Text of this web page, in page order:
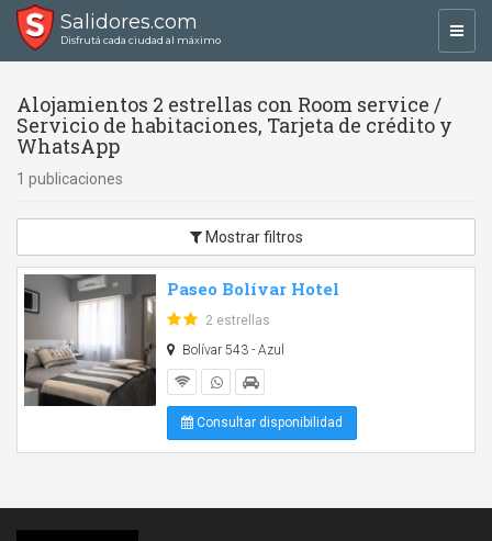
Salidores.com
Disfrutá cada ciudad al máximo
Alojamientos 2 estrellas con Room service /
Servicio de habitaciones, Tarjeta de crédito y
WhatsApp
1 publicaciones
Mostrar filtros
Paseo Bolívar Hotel
2 estrellas
Bolívar 543 - Azul
Consultar disponibilidad